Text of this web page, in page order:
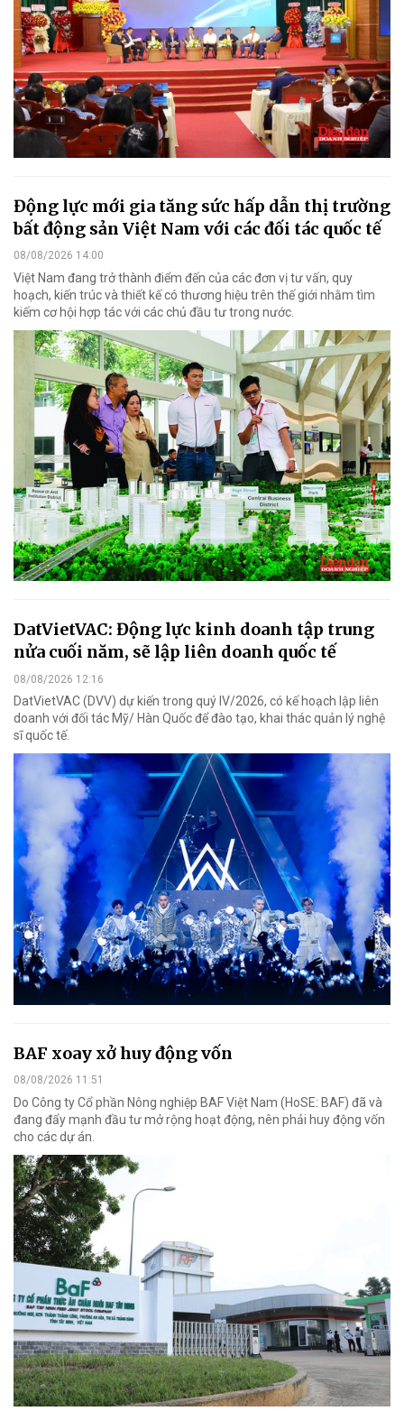
Động lực mới gia tăng sức hấp dẫn thị trường
bất động sản Việt Nam với các đối tác quốc tế
08/08/2026 14:00
Việt Nam đang trở thành điểm đến của các đơn vị tư vấn, quy
hoạch, kiến trúc và thiết kế có thương hiệu trên thế giới nhằm tìm
kiếm cơ hội hợp tác với các chủ đầu tư trong nước.
DatVietVAC: Động lực kinh doanh tập trung
nửa cuối năm, sẽ lập liên doanh quốc tế
08/08/2026 12:16
DatVietVAC (DVV) dự kiến trong quý IV/2026, có kế hoạch lập liên
doanh với đối tác Mỹ/ Hàn Quốc để đào tạo, khai thác quản lý nghệ
sĩ quốc tế.
BAF xoay xở huy động vốn
08/08/2026 11:51
Do Công ty Cổ phần Nông nghiệp BAF Việt Nam (HoSE: BAF) đã và
đang đẩy mạnh đầu tư mở rộng hoạt động, nên phải huy động vốn
cho các dự án.